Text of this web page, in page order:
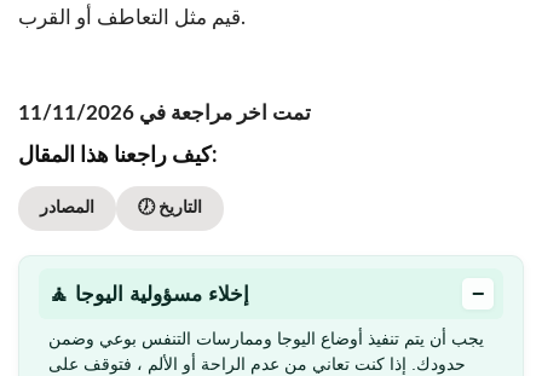
قيم مثل التعاطف أو القرب.
تمت اخر مراجعة في 11/11/2026
كيف راجعنا هذا المقال:
المصادر 🕖 التاريخ
🧘 إخلاء مسؤولية اليوجا −
يجب أن يتم تنفيذ أوضاع اليوجا وممارسات التنفس بوعي وضمن
حدودك. إذا كنت تعاني من عدم الراحة أو الألم ، فتوقف على